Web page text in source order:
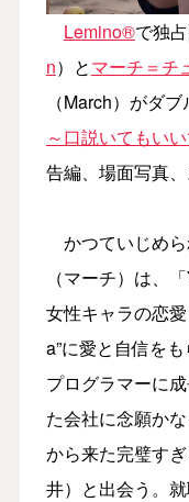
Lemino®で独
n）とマーチ＝チ
（March）がダ
～口説いてもい
告編、場面写真
かつていじめ
（マーチ）は、
女性キャラの恋
a”に愛と自信を
プログラマーに
た会社に念願か
から来た完璧す
井）と出会う。